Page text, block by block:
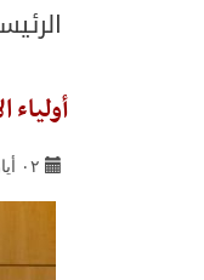
٠٢ أيار ٢٠٢٥ ١٣:١٧